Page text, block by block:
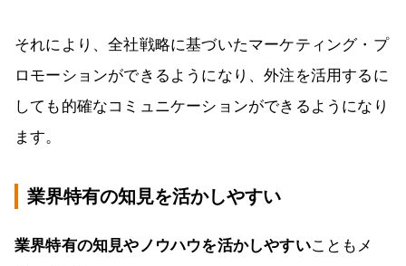
それにより、全社戦略に基づいたマーケティング・プ
ロモーションができるようになり、外注を活用するに
しても的確なコミュニケーションができるようになり
ます。
業界特有の知見を活かしやすい
業界特有の知見やノウハウを活かしやすいこともメ